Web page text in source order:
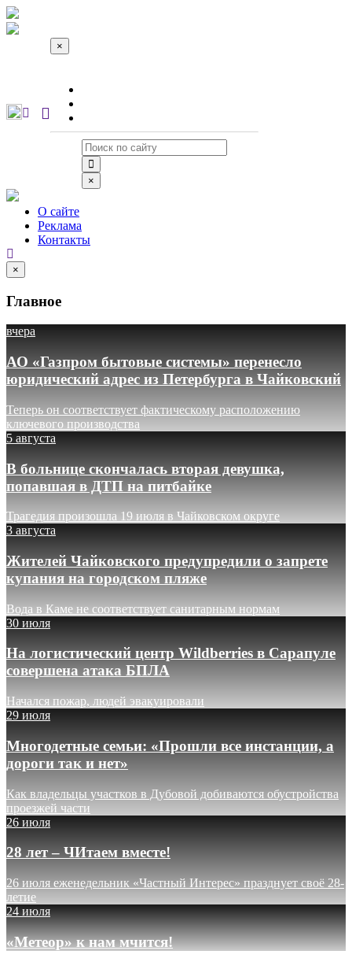
×
×
О сайте
Реклама
Контакты
×
Главное
вчера
АО «Газпром бытовые системы» перенесло
юридический адрес из Петербурга в Чайковский
Теперь он соответствует фактическому расположению
ключевого производства
5 августа
В больнице скончалась вторая девушка,
попавшая в ДТП на питбайке
Трагедия произошла 19 июля в Чайковском округе
3 августа
Жителей Чайковского предупредили о запрете
купания на городском пляже
Вода в Каме не соответствует санитарным нормам
30 июля
На логистический центр Wildberries в Сарапуле
совершена атака БПЛА
Начался пожар, людей эвакуировали
29 июля
Многодетные семьи: «Прошли все инстанции, а
дороги так и нет»
Как владельцы участков в Дубовой добиваются обустройства
проезжей части
26 июля
28 лет – ЧИтаем вместе!
26 июля еженедельник «Частный Интерес» празднует своё 28-
летие
24 июля
«Метеор» к нам мчится!